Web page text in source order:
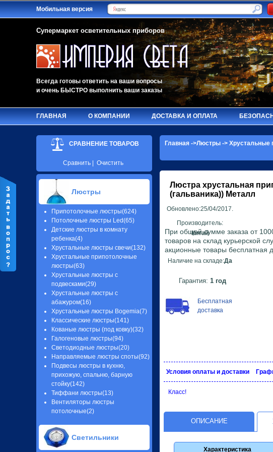
Мобильная версия
Супермаркет осветительных приборов
Всегда готовы ответить на ваши вопросы
и очень БЫСТРО выполнить ваши заказы
ГЛАВНАЯ О КОМПАНИИ ДОСТАВКА И ОПЛАТА
Главная ->Люстры -> Хрустальные
Люстра хрустальная
(гальваника)) Металл
Обновлено:25/04/2017.
Производитель:
Китай
Наличие на складе:Да
Гарантия: 1 год
Бесплатная
доставка
При общей сумме заказа от
товаров на склад курьерской
акционные товары бесплатная
Условия оплаты и доставки
Класс!
ОПИСАНИЕ
Характеристика
СРАВНЕНИЕ ТОВАРОВ
Сравнить Очистить
Люстры
Припотолочные люстры(624)
Потолочные люстры Led(65)
Детские люстры в комнату
ребенка(4)
Хрустальные люстры свечи(132)
Хрустальные припотолочные
люстры(63)
Хрустальные люстры с
подвесками(29)
Хрустальные люстры с
абажуром(16)
Хрустальные люстры Bogemia(7)
Классические люстры(141)
Кованые люстры (под ковку)(32)
Галогеновые люстры(94)
Светодиодные люстры(20)
Направляемые люстры споты(92)
Подвесы люстры в кухню,
прихожую, спальню, барную
стойку(142)
Тиффани люстры(13)
Вентиляторы люстры
потолочные(2)
Светильники